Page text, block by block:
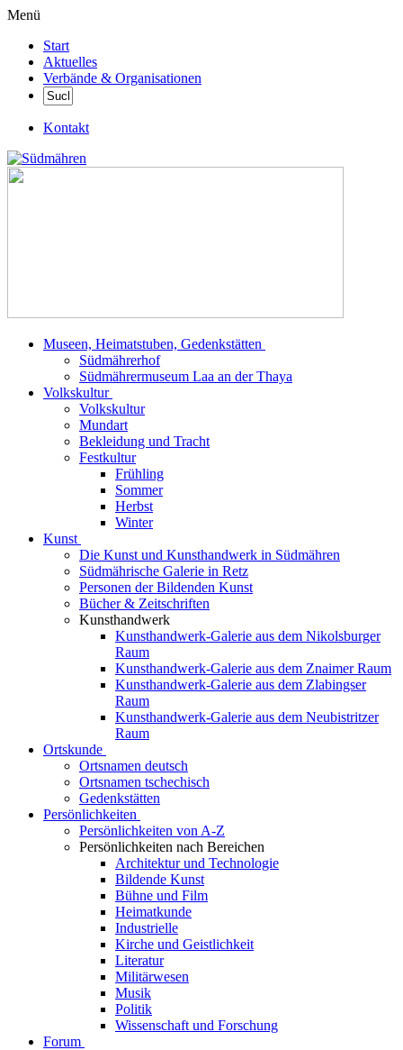
Menü
Start
Aktuelles
Verbände & Organisationen
Kontakt
Museen, Heimatstuben, Gedenkstätten
Südmährerhof
Südmährermuseum Laa an der Thaya
Volkskultur
Volkskultur
Mundart
Bekleidung und Tracht
Festkultur
Frühling
Sommer
Herbst
Winter
Kunst
Die Kunst und Kunsthandwerk in Südmähren
Südmährische Galerie in Retz
Personen der Bildenden Kunst
Bücher & Zeitschriften
Kunsthandwerk
Kunsthandwerk-Galerie aus dem Nikolsburger
Raum
Kunsthandwerk-Galerie aus dem Znaimer Raum
Kunsthandwerk-Galerie aus dem Zlabingser
Raum
Kunsthandwerk-Galerie aus dem Neubistritzer
Raum
Ortskunde
Ortsnamen deutsch
Ortsnamen tschechisch
Gedenkstätten
Persönlichkeiten
Persönlichkeiten von A-Z
Persönlichkeiten nach Bereichen
Architektur und Technologie
Bildende Kunst
Bühne und Film
Heimatkunde
Industrielle
Kirche und Geistlichkeit
Literatur
Militärwesen
Musik
Politik
Wissenschaft und Forschung
Forum